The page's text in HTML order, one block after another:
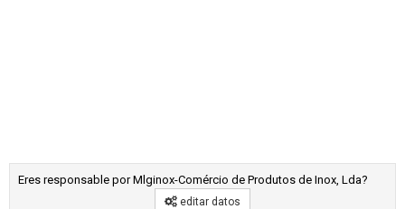
Eres responsable por Mlginox-Comércio de Produtos de Inox, Lda?
editar datos